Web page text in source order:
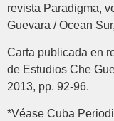
revista Paradigma,
Guevara / Ocean
Carta publicada en
de Estudios Che
2013, pp. 92-96.
*Véase Cuba